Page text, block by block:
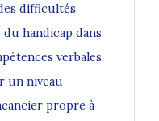
difficultés
handicap dans
verbales,
un niveau
propre à